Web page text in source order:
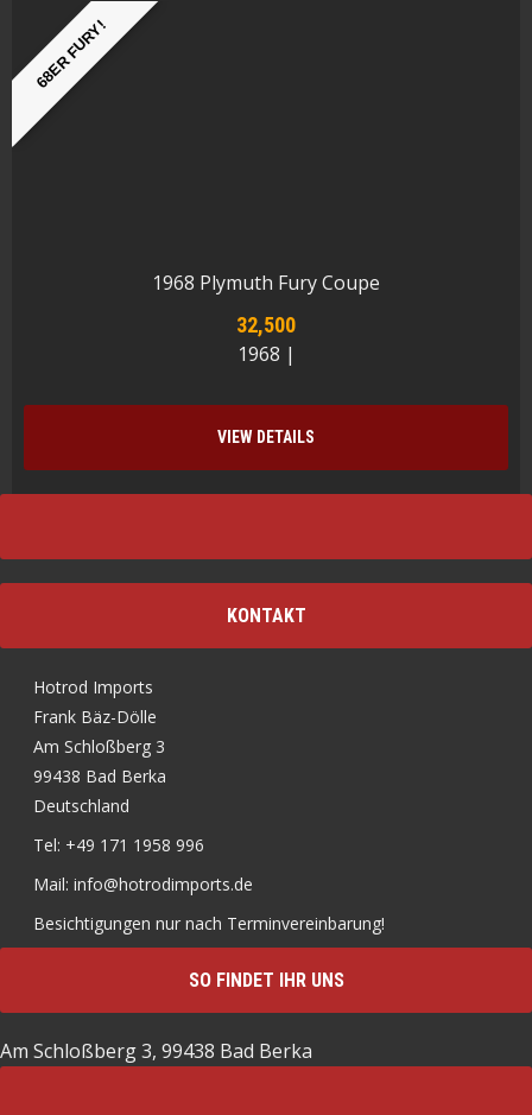
68ER FURY!
1968 Plymuth Fury Coupe
32,500
1968 |
VIEW DETAILS
KONTAKT
Hotrod Imports
Frank Bäz-Dölle
Am Schloßberg 3
99438 Bad Berka
Deutschland
Tel: +49 171 1958 996
Mail: info@hotrodimports.de
Besichtigungen nur nach Terminvereinbarung!
SO FINDET IHR UNS
Am Schloßberg 3, 99438 Bad Berka